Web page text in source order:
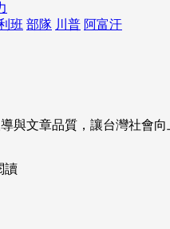
班 部隊 川普 阿富汗
與文章品質，讓台灣社會向
讀